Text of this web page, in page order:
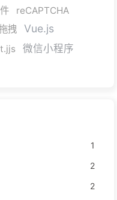
reCAPTCHA
拽 Vue.js
微信小程序
1
2
2